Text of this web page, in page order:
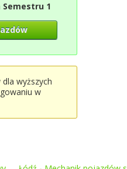
1
wyższych
w